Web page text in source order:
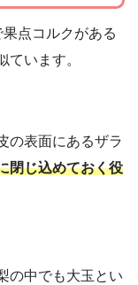
点コルクがある
ています。
の表面にあるザラ
閉じ込めておく役
の中でも大玉とい